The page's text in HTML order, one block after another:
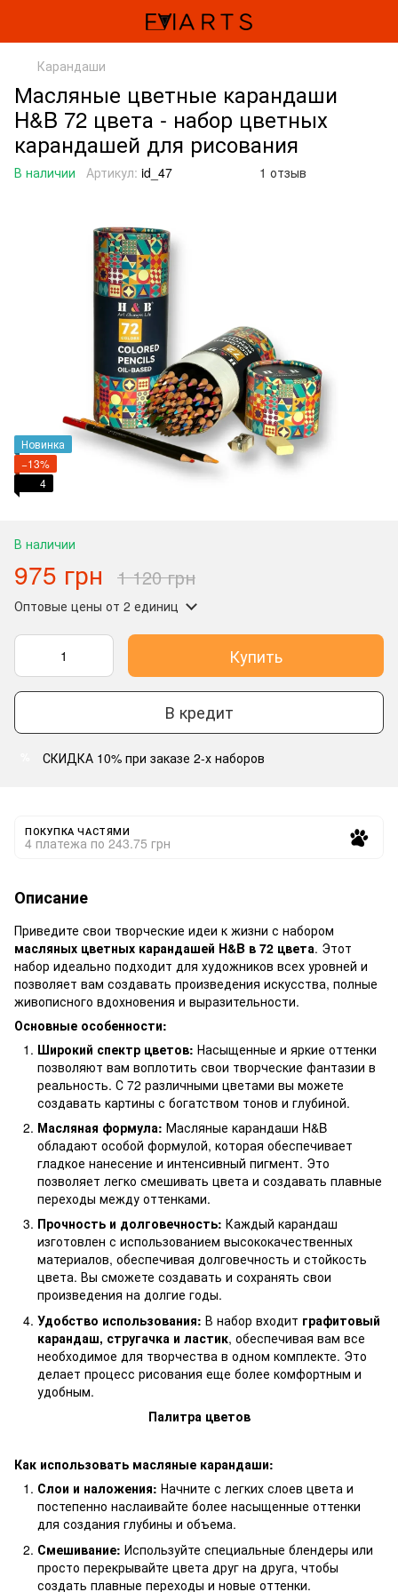
Карандаши
Масляные цветные карандаши
H&B 72 цвета - набор цветных
карандашей для рисования
В наличии Артикул: id_47 1 отзыв
Новинка
−13%
4
В наличии
975 грн 1 120 грн
Оптовые цены от 2 единиц
Купить
В кредит
СКИДКА 10% при заказе 2-х наборов
ПОКУПКА ЧАСТЯМИ
4 платежа по 243.75 грн
Описание
Приведите свои творческие идеи к жизни с набором
масляных цветных карандашей H&B в 72 цвета. Этот
набор идеально подходит для художников всех уровней и
позволяет вам создавать произведения искусства, полные
живописного вдохновения и выразительности.
Основные особенности:
Широкий спектр цветов: Насыщенные и яркие оттенки
позволяют вам воплотить свои творческие фантазии в
реальность. С 72 различными цветами вы можете
создавать картины с богатством тонов и глубиной.
Масляная формула: Масляные карандаши H&B
обладают особой формулой, которая обеспечивает
гладкое нанесение и интенсивный пигмент. Это
позволяет легко смешивать цвета и создавать плавные
переходы между оттенками.
Прочность и долговечность: Каждый карандаш
изготовлен с использованием высококачественных
материалов, обеспечивая долговечность и стойкость
цвета. Вы сможете создавать и сохранять свои
произведения на долгие годы.
Удобство использования: В набор входит графитовый
карандаш, стругачка и ластик, обеспечивая вам все
необходимое для творчества в одном комплекте. Это
делает процесс рисования еще более комфортным и
удобным.
Палитра цветов
Как использовать масляные карандаши:
Слои и наложения: Начните с легких слоев цвета и
постепенно наслаивайте более насыщенные оттенки
для создания глубины и объема.
Смешивание: Используйте специальные блендеры или
просто перекрывайте цвета друг на друга, чтобы
создать плавные переходы и новые оттенки.